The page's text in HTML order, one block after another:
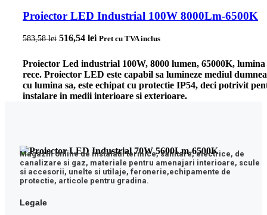
Proiector LED Industrial 100W 8000Lm-6500K
583,58lei Prețul inițial a fost: 583,58 lei.
516,54 lei Prețul curent este: 516,54 lei.
Pret cu TVA inclus
Proiector Led industrial 100W, 8000 lumen, 65000K,
rece. Proiector LED este capabil sa lumineze mediul
cu lumina sa, este echipat cu protectie IP54, deci potrivit
instalare in medii interioare si exterioare.
Magazin online de instalatii termice, sanitare, electrice, de
canalizare si gaz, materiale pentru amenajari interioare, scule
si accesorii, unelte si utilaje, feronerie,echipamente de
protectie, articole pentru gradina.
Legale